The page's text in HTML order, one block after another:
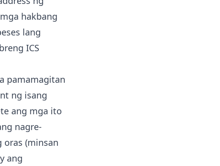
hakbang
lang
ICS
pamamagitan
ng isang
ang mga ito
nagre-
oras (minsan
ang